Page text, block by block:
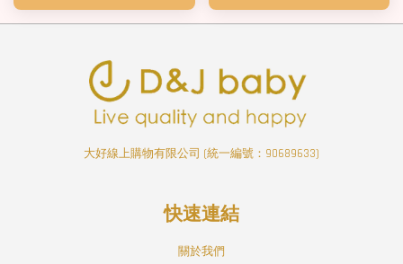
大好線上購物有限公司 (統一編號：90689633)
快速連結
關於我們